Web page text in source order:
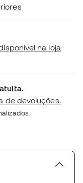
na loja
de devoluções.